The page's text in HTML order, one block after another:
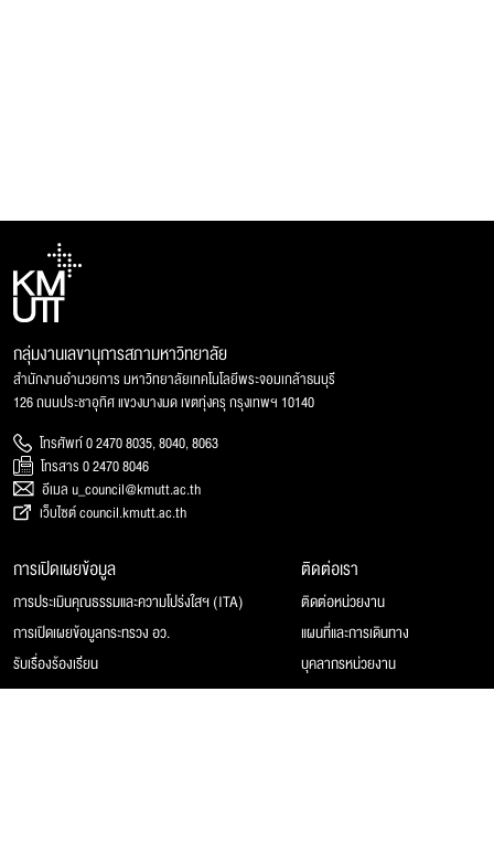
กลุ่มงานเลขานุการสภามหาวิทยาลัย
สำนักงานอำนวยการ มหาวิทยาลัยเทคโนโลยีพระจอมเกล้าธนบุรี
126 ถนนประชาอุทิศ แขวงบางมด เขตทุ่งครุ กรุงเทพฯ 10140
โทรศัพท์ 0 2470 8035, 8040, 8063
โทรสาร 0 2470 8046
อีเมล u_council@kmutt.ac.th
เว็บไซต์ council.kmutt.ac.th
การเปิดเผยข้อมูล
การประเมินคุณธรรมและความโปร่งใสฯ (ITA)
การเปิดเผยข้อมูลกระทรวง อว.
รับเรื่องร้องเรียน
ติดต่อเรา
ติดต่อหน่วยงาน
แผนที่และการเดินทาง
บุคลากรหน่วยงาน